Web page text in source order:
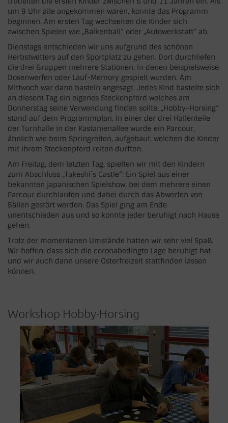
um 9 Uhr alle angekommen waren, konnte das Programm
beginnen. Am ersten Tag wechselten die Kinder sich
zwischen Spielen wie „Balkenball“ oder „Autowerkstatt“ ab.
Dienstags entschieden wir uns aufgrund des schönen
Herbstwetters auf den Sportplatz zu gehen. Dort durchliefen
die drei Gruppen mehrere Stationen, in denen beispielsweise
Dosenwerfen oder Lauf-Memory gespielt wurden. Am
Mittwoch war dann basteln angesagt. Jedes Kind bastelte sich
an diesem Tag ein eigenes Steckenpferd welches am
Donnerstag seine Verwendung finden sollte: „Hobby-Horsing“
stand auf dem Programmplan. In einer der drei Hallenteile
der Turnhalle in der Kastanienallee wurde ein Parcour,
ähnlich wie beim Springreiten, aufgebaut, welchen die Kinder
mit ihrem Steckenpferd reiten durften.
Am Freitag, dem letzten Tag, spielten wir mit den Kindern
zum Abschluss „Takeshi´s Castle“: Ein Spiel aus einer
bekannten japanischen Spielshow, bei dem mehrere einen
Parcour durchlaufen und dabei durch das Abwerfen von
Bällen gestört werden. Das Spiel ging am Ende
unentschieden aus und so konnte jeder beruhigt nach Hause
gehen.
Trotz der momentanen Umstände hatten wir sehr viel Spaß.
Wir hoffen, dass sich die coronabedingte Lage beruhigt hat
und wir auch dann unsere Osterfreizeit stattfinden lassen
können.
Workshop Hobby-Horsing